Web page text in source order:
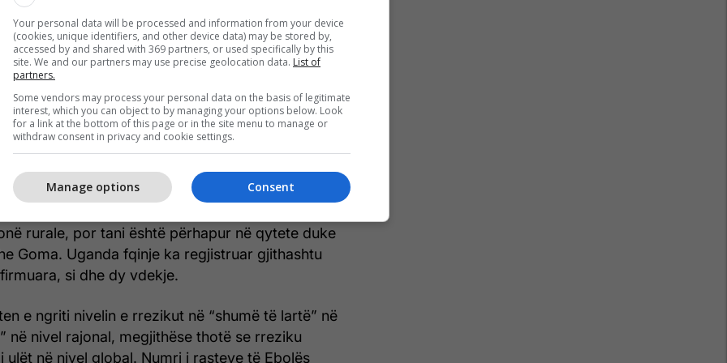
ndaj maskave të fytyrës në komunitetet e
që vdesin, menduam se ishte shaka, por tani
është e vërtetë. Sëmundja është padyshim këtu”,
banor i qytetit të Bunias, kryeqyteti i Provincës
e Shëndetësisë ka thënë se të paktën 177
lidhen me shpërthimin e Ebolës në RDK, me gati
deri më tani. Shpërthimi besohet se ka
rurale, por tani është përhapur në qytete duke
Goma. Uganda fqinje ka regjistruar gjithashtu
si dhe dy vdekje.
e ngriti nivelin e rrezikut në “shumë të lartë” në
në nivel rajonal, megjithëse thotë se rreziku
ulët në nivel global. Numri i rasteve të Ebolës
Your personal data will be processed and information from your device
(cookies, unique identifiers, and other device data) may be stored by,
accessed by and shared with 369 partners, or used specifically by this
site. We and our partners may use precise geolocation data. List of
partners.
Some vendors may process your personal data on the basis of legitimate
interest, which you can object to by managing your options below. Look
for a link at the bottom of this page or in the site menu to manage or
withdraw consent in privacy and cookie settings.
Consent
Manage options